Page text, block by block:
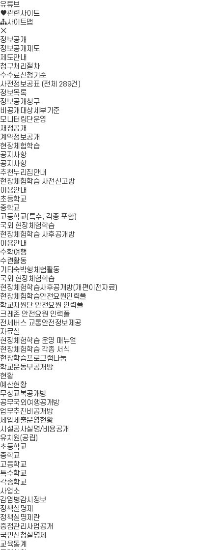
기
유튜브
로
가
관련사이트
사이트맵
모
바
일
메
뉴
닫
기
정보공개
정보공개제도
제도안내
청구처리절차
수수료신청기준
사전정보공표 (전체 289건)
정보목록
정보공개청구
비공개대상세부기준
모니터링단운영
재정공개
계약정보공개
현장체험학습
공지사항
공지사항
추천누리집안내
현장체험학습 사전신고방
이용안내
초등학교
중학교
고등학교(특수, 각종 포함)
국외 현장체험학습
현장체험학습 사후공개방
이용안내
수학여행
수련활동
기타숙박형체험활동
국외 현장체험학습
현장체험학습사후공개방(개편이전자료)
현장체험학습안전요원인력풀
학교지원단 안전요원 인력풀
크레존 안전요원 인력풀
전세버스 교통안전정보제공
자료실
현장체험학습 운영 매뉴얼
현장체험학습 각종 서식
현장학습프로그램나눔
학교운동부공개방
현황
예산현황
무상교복공개방
공무국외여행공개방
업무추진비공개방
세입세출운영현황
시설공사실명/비용공개
유치원(공립)
초등학교
중학교
고등학교
특수학교
각종학교
사업소
감염병감시정보
정책실명제
정책실명제란
중점관리사업공개
국민신청실명제
교육통계